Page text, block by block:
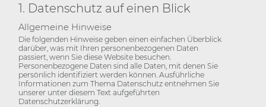
1. Datenschutz auf einen Blick
Allgemeine Hinweise
Die folgenden Hinweise geben einen einfachen Überblick
darüber, was mit Ihren personenbezogenen Daten
passiert, wenn Sie diese Website besuchen.
Personenbezogene Daten sind alle Daten, mit denen Sie
persönlich identifiziert werden können. Ausführliche
Informationen zum Thema Datenschutz entnehmen Sie
unserer unter diesem Text aufgeführten
Datenschutzerklärung.